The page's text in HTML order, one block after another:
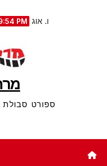
ו. אוג 7th, 2026 PM
ספורט סבולת